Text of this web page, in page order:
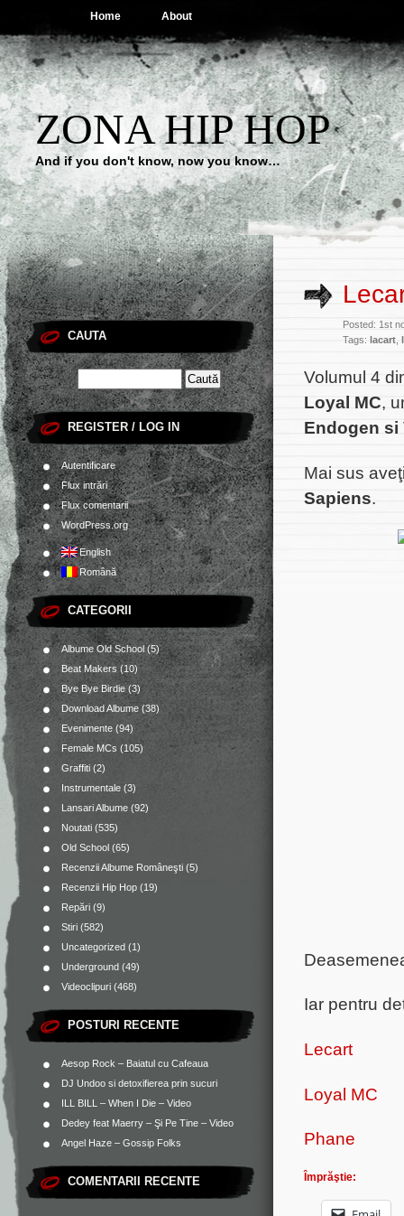
Home About
ZONA HIP HOP
And if you don't know, now you know…
CAUTA
REGISTER / LOG IN
Autentificare
Flux intrări
Flux comentarii
WordPress.org
English
Română
CATEGORII
Albume Old School(5)
Beat Makers(10)
Bye Bye Birdie(3)
Download Albume (38)
Evenimente (94)
Female MCs (105)
Graffiti (2)
Instrumentale (3)
Lansari Albume (92)
Noutati (535)
Old School (65)
Recenzii Albume Româneşti (5)
Recenzii Hip Hop (19)
Repări (9)
Stiri (582)
Uncategorized (1)
Underground (49)
Videoclipuri (468)
POSTURI RECENTE
Aesop Rock – Baiatul cu Cafeaua
DJ Undoo si detoxifierea prin sucuri
ILL BILL – When I Die – Video
Dedey feat Maerry – Şi Pe Tine – Video
Angel Haze – Gossip Folks
COMENTARII RECENTE
Posted: 1st
Tags: lacart
Volumul 4
Loyal MC,
Endogen si
Mai sus
Sapiens.
Iar pentru
Lecart
Loyal MC
Phane
Împrăştie: